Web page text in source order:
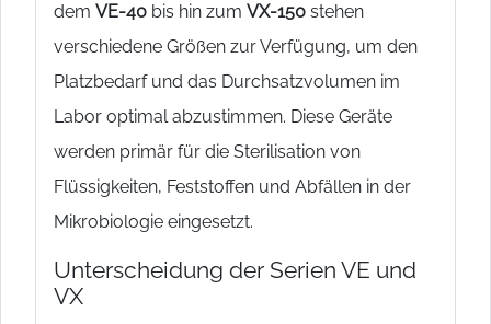
dem VE-40 bis hin zum VX-150 stehen
verschiedene Größen zur Verfügung, um den
Platzbedarf und das Durchsatzvolumen im
Labor optimal abzustimmen. Diese Geräte
werden primär für die Sterilisation von
Flüssigkeiten, Feststoffen und Abfällen in der
Mikrobiologie eingesetzt.
Unterscheidung der Serien VE und
VX